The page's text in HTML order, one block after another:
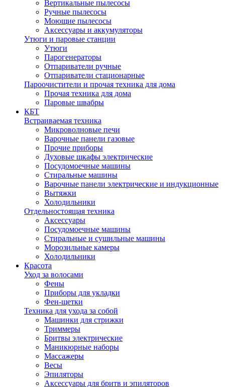
Вертикальные пылесосы
Ручные пылесосы
Моющие пылесосы
Аксессуары и аккумуляторы
Утюги и паровые станции
Утюги
Парогенераторы
Отпариватели ручные
Отпариватели стационарные
Пароочистители и прочая техника для дома
Прочая техника для дома
Паровые швабры
КБТ
Встраиваемая техника
Микроволновые печи
Варочные панели газовые
Прочие приборы
Духовые шкафы электрические
Посудомоечные машины
Стиральные машины
Варочные панели электрические и индукционные
Вытяжки
Холодильники
Отдельностоящая техника
Аксессуары
Посудомоечные машины
Стиральные и сушильные машины
Морозильные камеры
Холодильники
Красота
Уход за волосами
Фены
Приборы для укладки
Фен-щетки
Техника для ухода за собой
Машинки для стрижки
Триммеры
Бритвы электрические
Маникюрные наборы
Массажеры
Весы
Эпиляторы
Аксессуары для бритв и эпиляторов